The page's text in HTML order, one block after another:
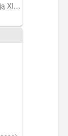
XIII